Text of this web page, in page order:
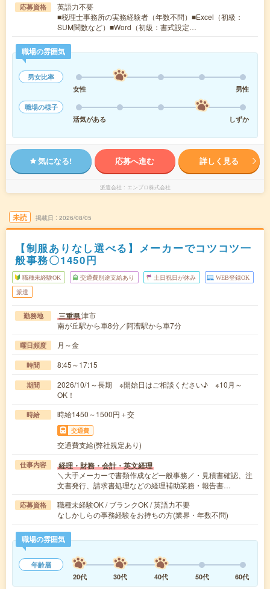
応募資格
英語力不要
■税理士事務所の実務経験者（年数不問）■Excel（初級：
SUM関数など）■Word（初級：書式設定…
職場の雰囲気
男女比率
女性
男性
職場の様子
活気がある
しずか
気になる! 応募へ進む 詳しく見る
派遣会社 エンプロ株式会社
未読 掲載日 2026/08/05
【制服ありなし選べる】メーカーでコツコツ一
般事務〇1450円
職種未経験OK 交通費別途支給あり 土日祝日が休み WEB登録OK
派遣
勤務地 三重県津市
南が丘駅から車8分／阿漕駅から車7分
曜日頻度 月～金
時間 8:45～17:15
期間
2026/10/1～長期 ※開始日はご相談ください♪ ※10月～
OK！
時給 時給1450～1500円＋交
交通費
交通費支給(弊社規定あり)
仕事内容 経理・財務・会計・英文経理
＼大手メーカーで書類作成など一般事務／・見積書確認、注
文書発行、請求書処理などの経理補助業務・報告書…
応募資格
職種未経験OK / ブランクOK / 英語力不要
なしかしらの事務経験をお持ちの方(業界・年数不問)
職場の雰囲気
年齢層
20代
30代 40代 50代 60代